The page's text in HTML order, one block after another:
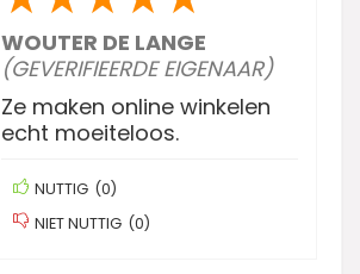
WOUTER DE LANGE
(GEVERIFIEERDE EIGENAAR)
Ze maken online winkelen
echt moeiteloos.
NUTTIG (0)
NIET NUTTIG (0)